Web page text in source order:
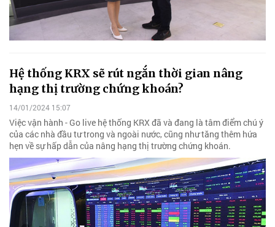
Hệ thống KRX sẽ rút ngắn thời gian nâng
hạng thị trường chứng khoán?
14/01/2024 15:07
Việc vận hành - Go live hệ thống KRX đã và đang là tâm điểm chú ý
của các nhà đầu tư trong và ngoài nước, cũng như tăng thêm hứa
hẹn về sự hấp dẫn của nâng hạng thị trường chứng khoán.